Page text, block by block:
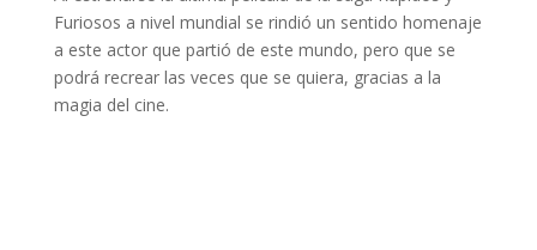
Furiosos a nivel mundial se rindió un sentido homenaje
a este actor que partió de este mundo, pero que se
podrá recrear las veces que se quiera, gracias a la
magia del cine.